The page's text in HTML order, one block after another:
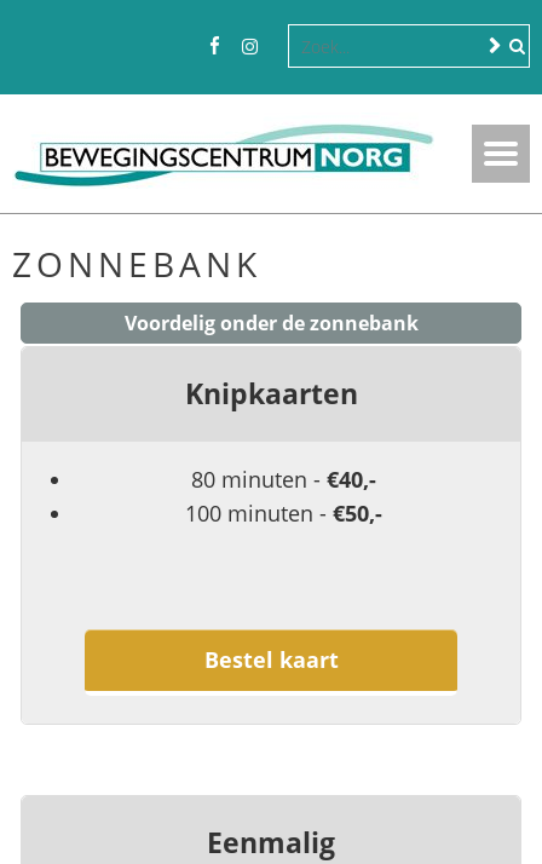
ZONNEBANK
Voordelig onder de zonnebank
Knipkaarten
80 minuten - €40,-
100 minuten - €50,-
Bestel kaart
Eenmalig